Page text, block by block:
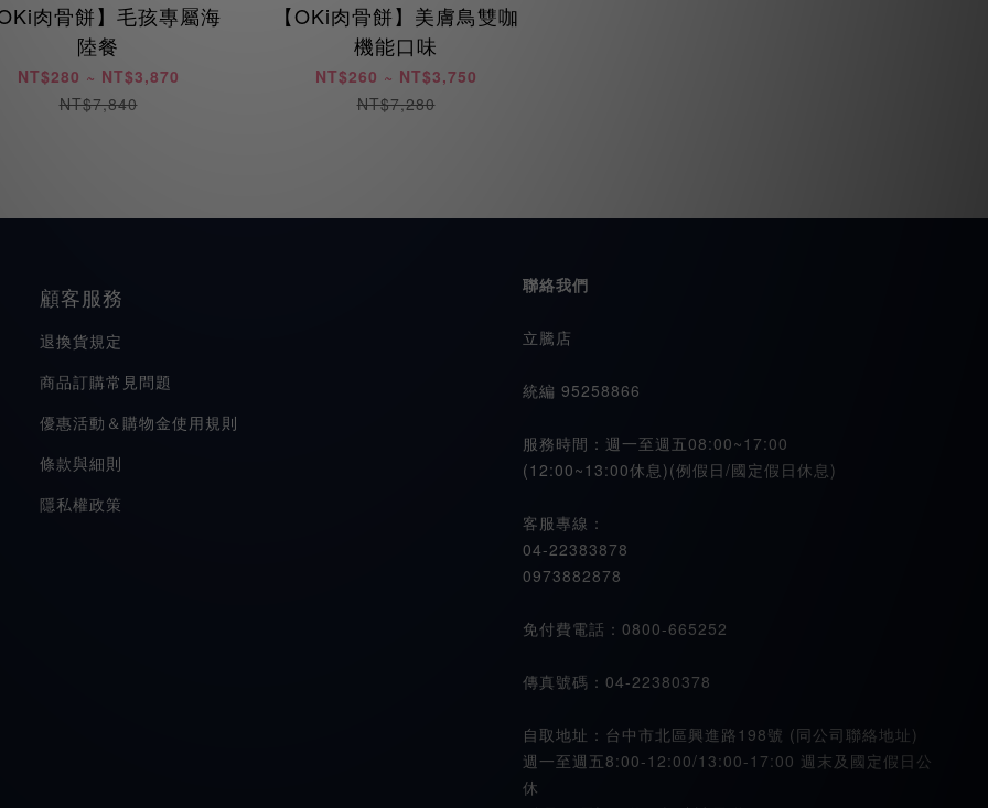
肉骨餅】毛孩專屬海
陸餐
NT$280 ~ NT$3,870
NT$7,840
【OKi肉骨餅】美膚鳥雙咖
機能口味
NT$260 ~ NT$3,750
NT$7,280
顧客服務
退換貨規定
商品訂購常見問題
優惠活動＆購物金使用規則
條款與細則
隱私權政策
聯絡我們
立騰店
統編 95258866
服務時間：週一至週五08:00~17:00
(12:00~13:00休息)(例假日/國定假日休息)
客服專線：
04-22383878
0973882878
免付費電話：0800-665252
傳真號碼：04-22380378
自取地址：台中市北區興進路198號 (同公司聯絡地址)
週一至週五8:00-12:00/13:00-17:00 週末及國定假日公
休